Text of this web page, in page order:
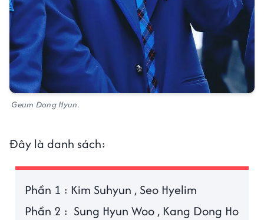
Geum Dong Hyun.
Đây là danh sách:
Phần 1 : Kim Suhyun , Seo Hyelim
Phần 2 : Sung Hyun Woo , Kang Dong Ho